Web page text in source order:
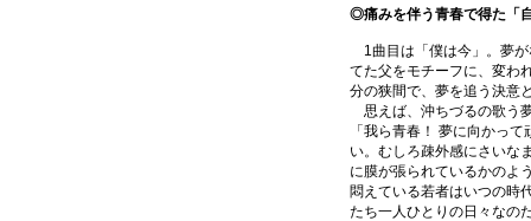
◎痛みを伴う青春で得た「
1曲目は「僕は今」。夢
てた父をモチーフに、変わ
分の狭間で、夢を追う決意
思えば、沖ちづるの歌う
「我ら青春！ 夢に向かっ
い。むしろ疎外感にさいな
に膜が張られているかのよ
悶えている若者はいつの時
たち一人ひとりの日々なの